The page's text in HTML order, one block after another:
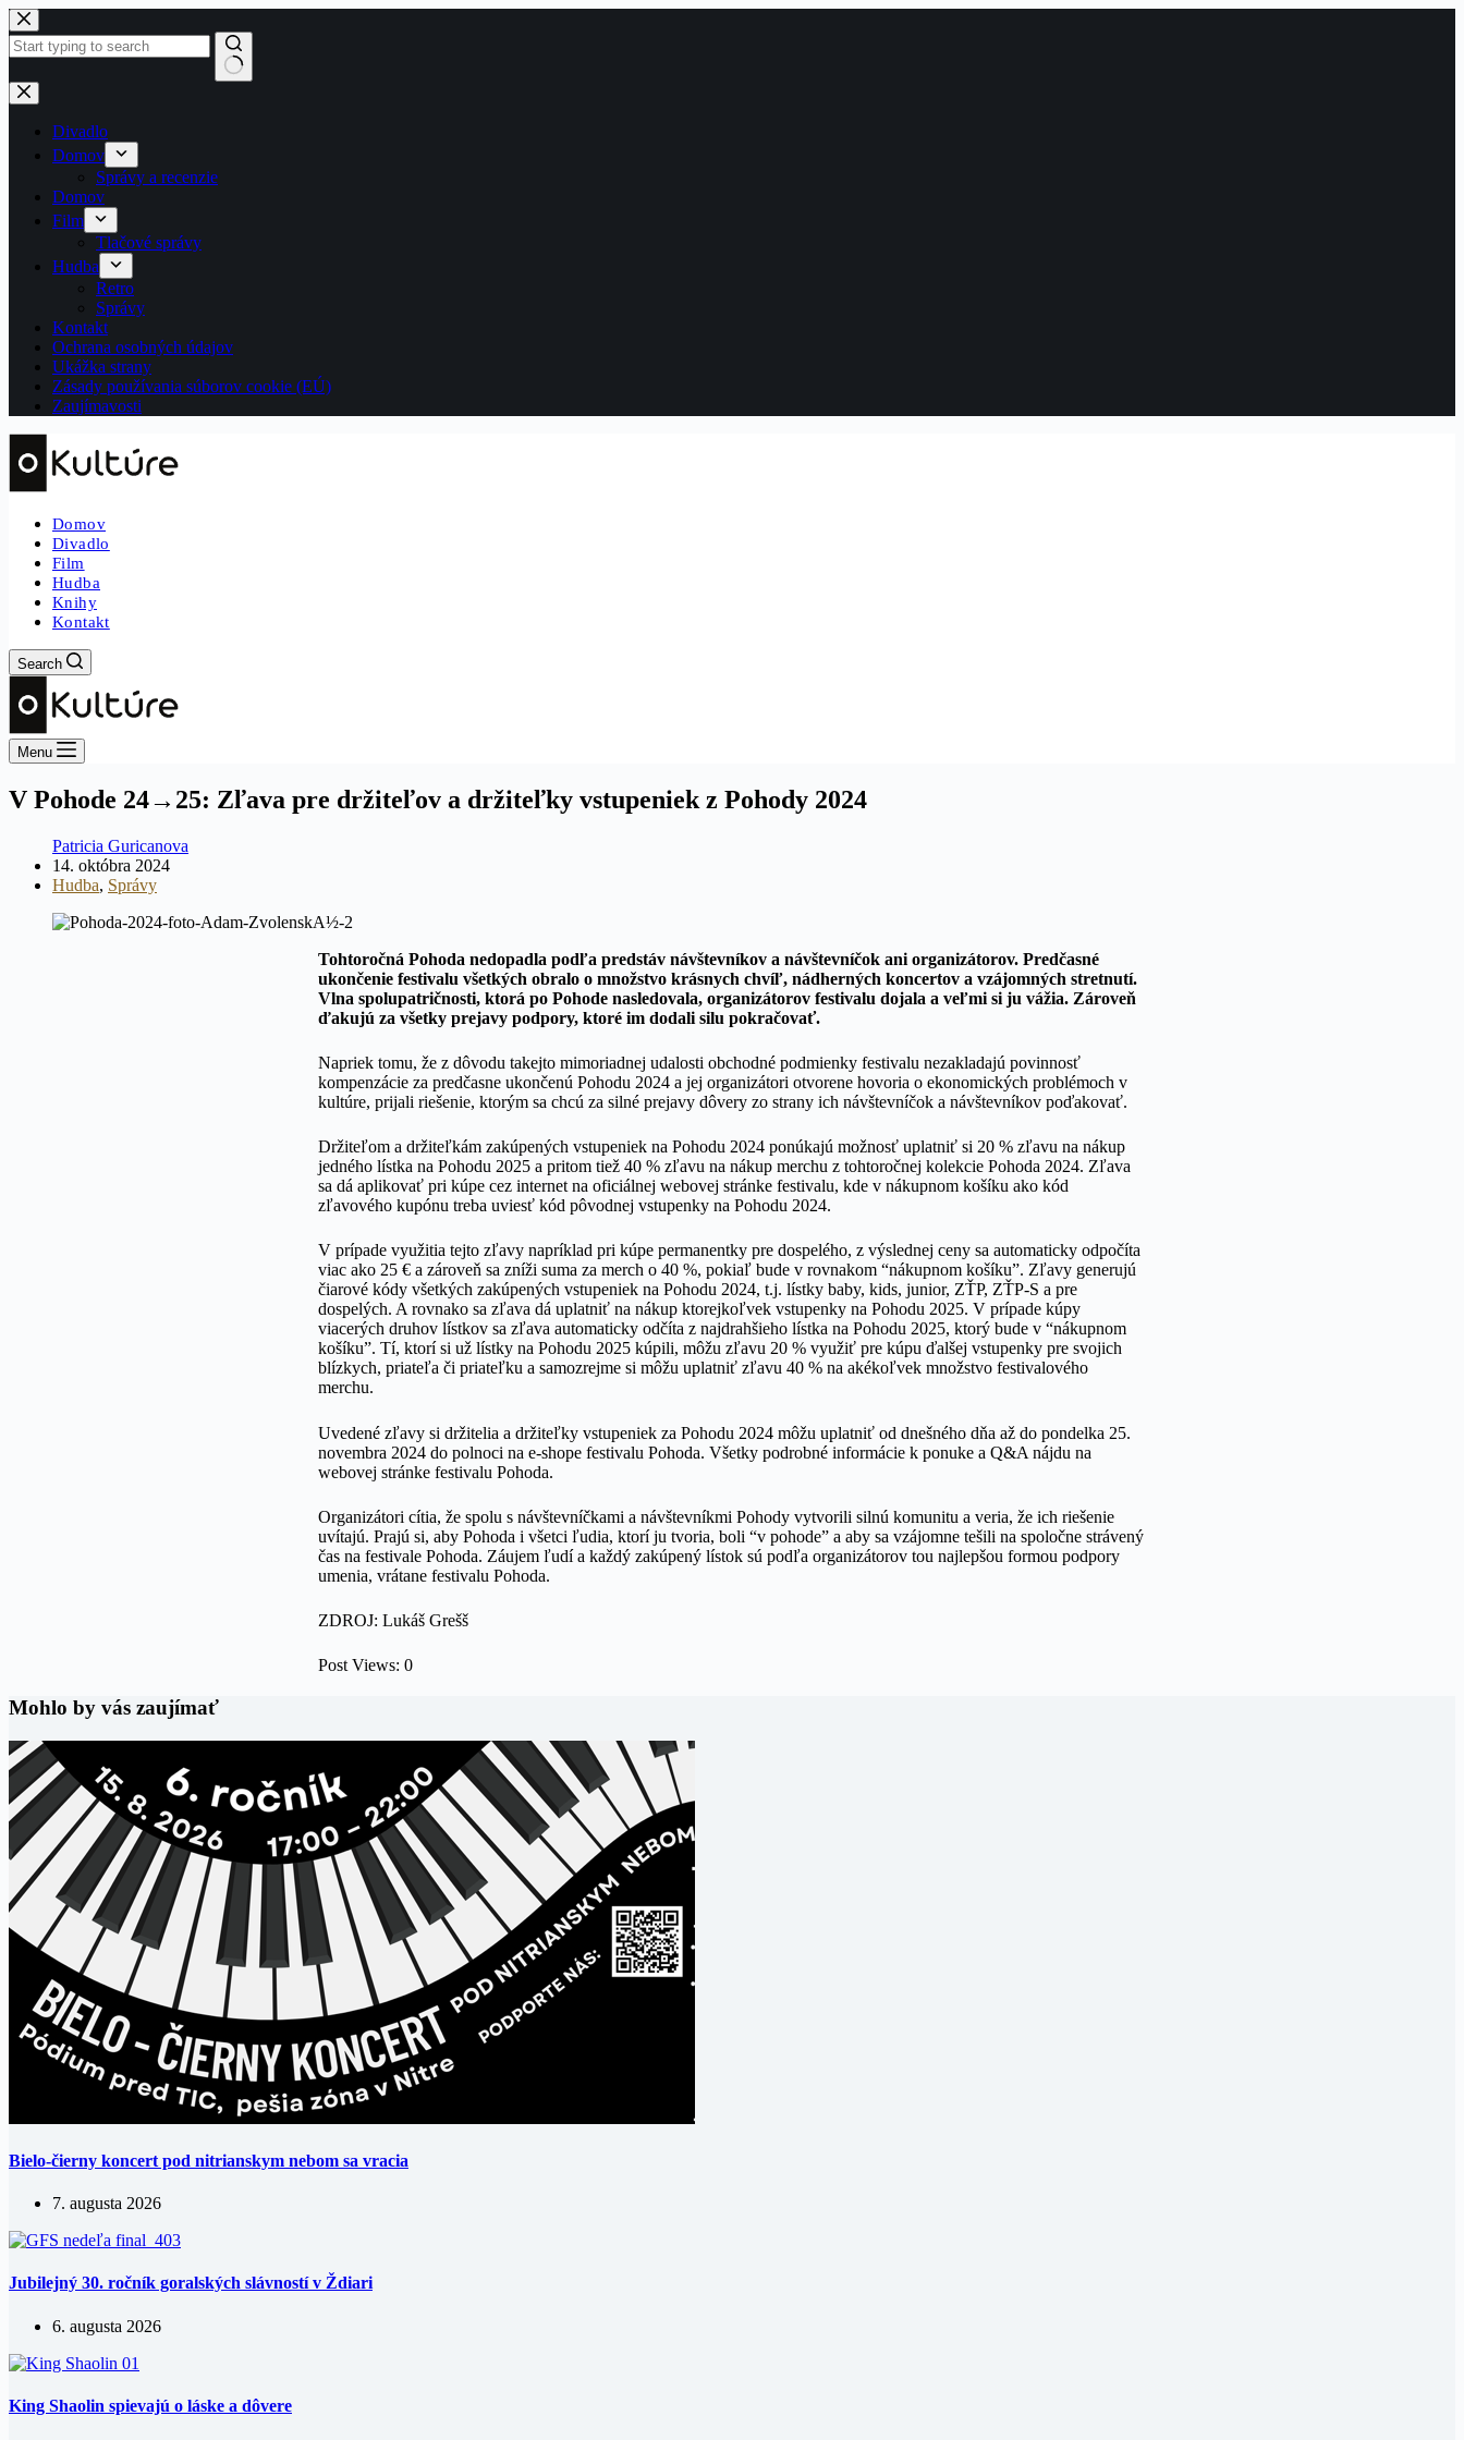
Skip
to
content
No
results
Divadlo
Domov
Správy a recenzie
Domov
Film
Tlačové správy
Hudba
Retro
Správy
Kontakt
Ochrana osobných údajov
Ukážka strany
Zásady používania súborov cookie (EÚ)
Zaujímavosti
Domov
Divadlo
Film
Hudba
Knihy
Kontakt
Search
Menu
V Pohode 24→25: Zľava pre držiteľov a držiteľky vstupeniek z Pohody 2024
Patricia Guricanova
14. októbra 2024
Hudba, Správy
Tohtoročná Pohoda nedopadla podľa predstáv návštevníkov a návštevníčok ani organizátorov. Predčasné
ukončenie festivalu všetkých obralo o množstvo krásnych chvíľ, nádherných koncertov a vzájomných stretnutí.
Vlna spolupatričnosti, ktorá po Pohode nasledovala, organizátorov festivalu dojala a veľmi si ju vážia. Zároveň
ďakujú za všetky prejavy podpory, ktoré im dodali silu pokračovať.
Napriek tomu, že z dôvodu takejto mimoriadnej udalosti obchodné podmienky festivalu nezakladajú povinnosť
kompenzácie za predčasne ukončenú Pohodu 2024 a jej organizátori otvorene hovoria o ekonomických problémoch v
kultúre, prijali riešenie, ktorým sa chcú za silné prejavy dôvery zo strany ich návštevníčok a návštevníkov poďakovať.
Držiteľom a držiteľkám zakúpených vstupeniek na Pohodu 2024 ponúkajú možnosť uplatniť si 20 % zľavu na nákup
jedného lístka na Pohodu 2025 a pritom tiež 40 % zľavu na nákup merchu z tohtoročnej kolekcie Pohoda 2024. Zľava
sa dá aplikovať pri kúpe cez internet na oficiálnej webovej stránke festivalu, kde v nákupnom košíku ako kód
zľavového kupónu treba uviesť kód pôvodnej vstupenky na Pohodu 2024.
V prípade využitia tejto zľavy napríklad pri kúpe permanentky pre dospelého, z výslednej ceny sa automaticky odpočíta
viac ako 25 € a zároveň sa zníži suma za merch o 40 %, pokiaľ bude v rovnakom “nákupnom košíku”. Zľavy generujú
čiarové kódy všetkých zakúpených vstupeniek na Pohodu 2024, t.j. lístky baby, kids, junior, ZŤP, ZŤP-S a pre
dospelých. A rovnako sa zľava dá uplatniť na nákup ktorejkoľvek vstupenky na Pohodu 2025. V prípade kúpy
viacerých druhov lístkov sa zľava automaticky odčíta z najdrahšieho lístka na Pohodu 2025, ktorý bude v “nákupnom
košíku”. Tí, ktorí si už lístky na Pohodu 2025 kúpili, môžu zľavu 20 % využiť pre kúpu ďalšej vstupenky pre svojich
blízkych, priateľa či priateľku a samozrejme si môžu uplatniť zľavu 40 % na akékoľvek množstvo festivalového
merchu.
Uvedené zľavy si držitelia a držiteľky vstupeniek za Pohodu 2024 môžu uplatniť od dnešného dňa až do pondelka 25.
novembra 2024 do polnoci na e-shope festivalu Pohoda. Všetky podrobné informácie k ponuke a Q&A nájdu na
webovej stránke festivalu Pohoda.
Organizátori cítia, že spolu s návštevníčkami a návštevníkmi Pohody vytvorili silnú komunitu a veria, že ich riešenie
uvítajú. Prajú si, aby Pohoda i všetci ľudia, ktorí ju tvoria, boli “v pohode” a aby sa vzájomne tešili na spoločne strávený
čas na festivale Pohoda. Záujem ľudí a každý zakúpený lístok sú podľa organizátorov tou najlepšou formou podpory
umenia, vrátane festivalu Pohoda.
ZDROJ: Lukáš Grešš
Post Views: 0
Mohlo by vás zaujímať
Bielo-čierny koncert pod nitrianskym nebom sa vracia
7. augusta 2026
Jubilejný 30. ročník goralských slávností v Ždiari
6. augusta 2026
King Shaolin spievajú o láske a dôvere